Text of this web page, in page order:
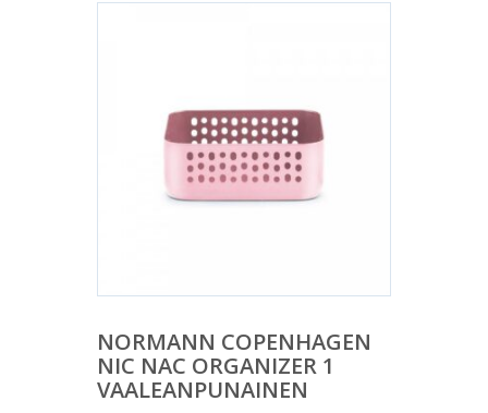
NORMANN COPENHAGEN
NIC NAC ORGANIZER 1
VAALEANPUNAINEN